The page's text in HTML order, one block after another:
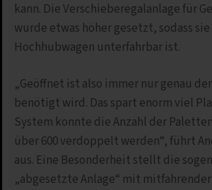
kann. Die Verschieberegalanlage für
wurde etwas höher gesetzt, sodass
Hochhubwagen unterfahrbar ist.
„Geöffnet ist also immer nur genau
benötigt wird. Das spart enorm viel
System konnte die Anzahl der
über 600 verdoppelt werden“, führt
aus. Eine Besonderheit stellt die
„abgesetzte Anlage“ mit